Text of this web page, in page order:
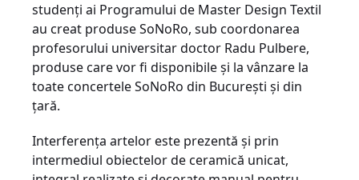
studenți ai Programului de Master Design Textil
au creat produse SoNoRo, sub coordonarea
profesorului universitar doctor Radu Pulbere,
produse care vor fi disponibile și la vânzare la
toate concertele SoNoRo din București și din
țară.
Interferența artelor este prezentă și prin
intermediul obiectelor de ceramică unicat,